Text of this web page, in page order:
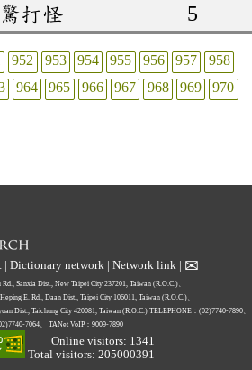
打怪 5
952 953 954 955 956 957
958
964 965 966 967 968 969
970
| Dictionary network | Network link | ✉
Sanxia Dist., New Taipei City 237201, Taiwan (R.O.C.)、
E. Rd., Daan Dist., Taipei City 106011, Taiwan (R.O.C.)、
Dist., Taichung City 420081, Taiwan (R.O.C.) TELEPHONE：(02)7740-7890、
7064、
TANet VoIP：9009-7890
Online visitors: 1341
Total visitors: 205000391